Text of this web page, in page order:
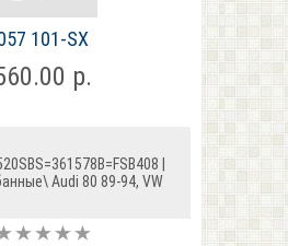
101-SX
р.
|
Audi 80 89-94, VW